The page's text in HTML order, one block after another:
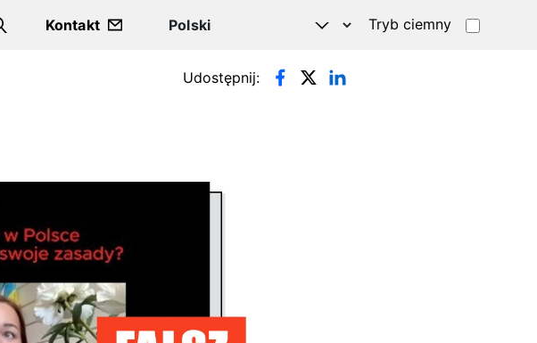
Kontakt Tryb ciemny
Udostępnij: